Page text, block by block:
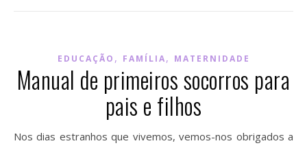
EDUCAÇÃO , FAMÍLIA, MATERNIDADE
Manual de primeiros socorros para
pais e filhos
Nos dias estranhos que vivemos, vemos-nos obrigados a